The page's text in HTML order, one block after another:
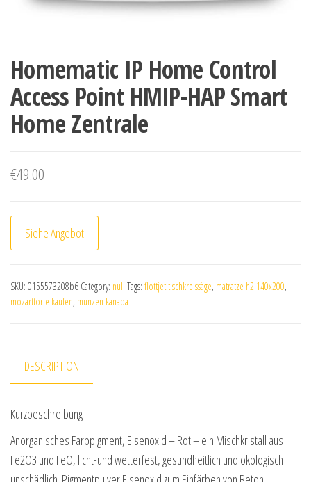
Homematic IP Home Control
Access Point HMIP-HAP Smart
Home Zentrale
€49.00
Siehe Angebot
SKU: 0155573208b6 Category: null Tags: flottjet tischkreissäge, matratze h2 140x200,
mozarttorte kaufen, münzen kanada
DESCRIPTION
Kurzbeschreibung
Anorganisches Farbpigment, Eisenoxid – Rot – ein Mischkristall aus
Fe2O3 und FeO, licht-und wetterfest, gesundheitlich und ökologisch